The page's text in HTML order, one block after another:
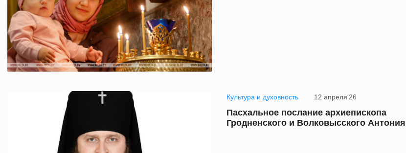
Культура и духовность 12 апреля'26
Пасхальное послание архиепископа
Гродненского и Волковысского Антония